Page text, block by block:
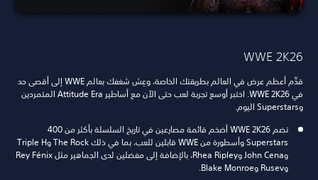
WWE 2K26
قدِّم أعظم عرض في العالم بطريقتك الخاصة، وعِش شغفك بعالم WWE إلى أقصى حد
في WWE 2K26. اختبر أوسع تجربة لعب حتى الآن مع أساطير Attitude Era المتمردين
تضم WWE 2K26 أضخم قائمة مصارعين في تاريخ السلسلة بأكثر من 400
Superstars وأسطورة من WWE قابلين للعب، بما في ذلك The Rock وTriple H
وJohn Cena وRhea Ripley، بالإضافة إلى مفضلين لدى الجماهير مثل Rey Fénix